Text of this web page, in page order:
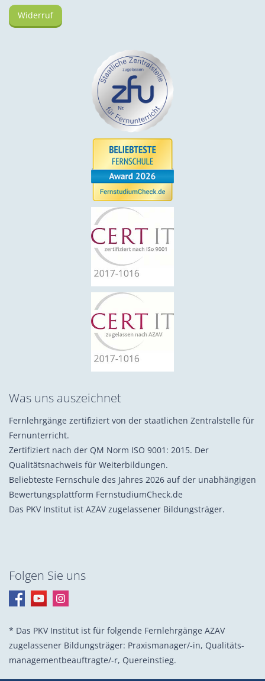
Widerruf
Was uns auszeichnet
Fernlehrgänge zertifiziert von der staatlichen Zentralstelle für
Fernunterricht.
Zertifiziert nach der QM Norm ISO 9001: 2015. Der
Qualitätsnachweis für Weiterbildungen.
Beliebteste Fernschule des Jahres 2026 auf der unabhängigen
Bewertungsplattform FernstudiumCheck.de
Das PKV Institut ist AZAV zugelassener Bildungsträger.
Folgen Sie uns
* Das PKV Institut ist für folgende Fernlehrgänge AZAV
zugelassener Bildungsträger: Praxis­manager/-in, Quali­täts­
management­beauf­tragte/-r, Quer­einstieg.